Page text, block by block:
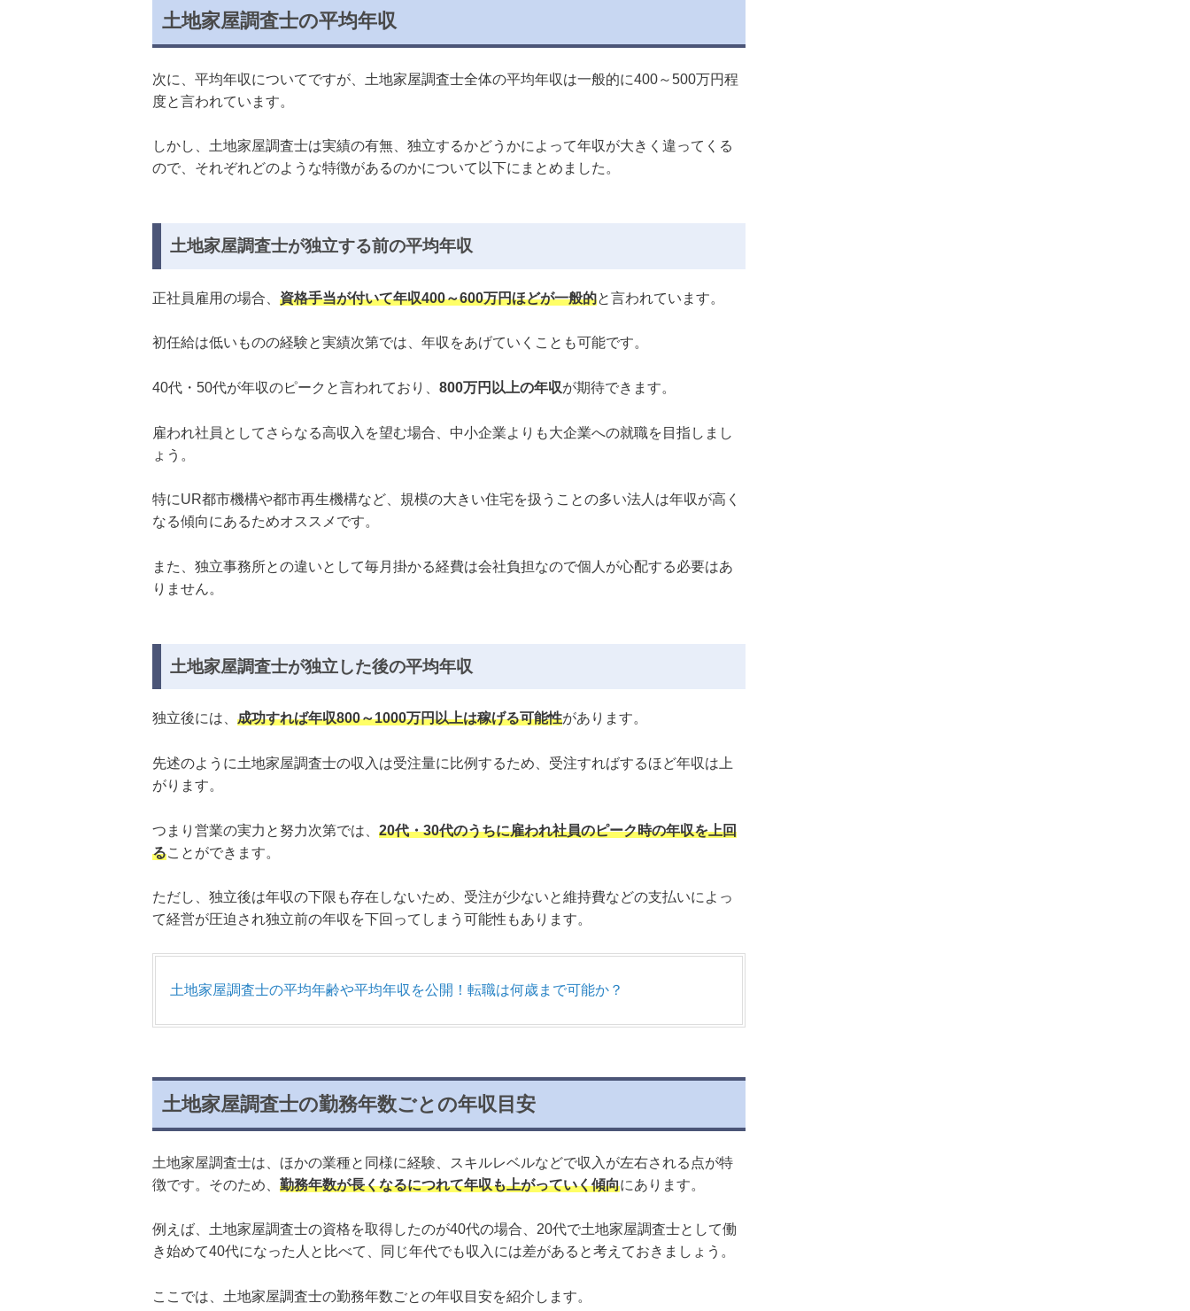
土地家屋調査士の平均年収
次に、平均年収についてですが、土地家屋調査士全体の平均年収は一般的に400～500万円程
度と言われています。
しかし、土地家屋調査士は実績の有無、独立するかどうかによって年収が大きく違ってくる
ので、それぞれどのような特徴があるのかについて以下にまとめました。
土地家屋調査士が独立する前の平均年収
正社員雇用の場合、 資格手当が付いて年収400～600万円ほどが一般的と言われています。
初任給は低いものの経験と実績次第では、年収をあげていくことも可能です。
40代・50代が年収のピークと言われており、 800万円以上の年収が期待できます。
雇われ社員としてさらなる高収入を望む場合、中小企業よりも大企業への就職を目指しまし
ょう。
特にUR都市機構や都市再生機構など、規模の大きい住宅を扱うことの多い法人は年収が高く
なる傾向にあるためオススメです。
また、独立事務所との違いとして毎月掛かる経費は会社負担なので個人が心配する必要はあ
りません。
土地家屋調査士が独立した後の平均年収
独立後には、 成功すれば年収800～1000万円以上は稼げる可能性があります。
先述のように土地家屋調査士の収入は受注量に比例するため、受注すればするほど年収は上
がります。
つまり営業の実力と努力次第では、 20代・30代のうちに雇われ社員のピーク時の年収を上回
ることができます。
ただし、独立後は年収の下限も存在しないため、受注が少ないと維持費などの支払いによっ
て経営が圧迫され独立前の年収を下回ってしまう可能性もあります。
土地家屋調査士の平均年齢や平均年収を公開！転職は何歳まで可能か？
土地家屋調査士の勤務年数ごとの年収目安
土地家屋調査士は、ほかの業種と同様に経験、スキルレベルなどで収入が左右される点が特
徴です。そのため、 勤務年数が長くなるにつれて年収も上がっていく傾向にあります。
例えば、土地家屋調査士の資格を取得したのが40代の場合、20代で土地家屋調査士として働
き始めて40代になった人と比べて、同じ年代でも収入には差があると考えておきましょう。
ここでは、土地家屋調査士の勤務年数ごとの年収目安を紹介します。